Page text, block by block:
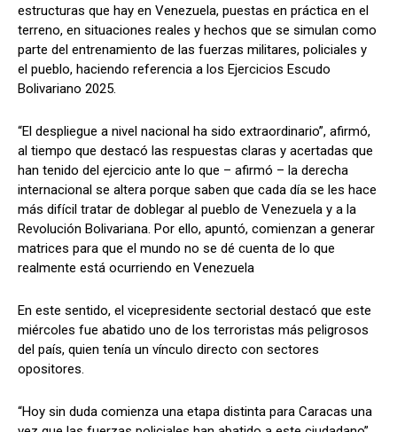
estructuras que hay en Venezuela, puestas en práctica en el
terreno, en situaciones reales y hechos que se simulan como
parte del entrenamiento de las fuerzas militares, policiales y
el pueblo, haciendo referencia a los Ejercicios Escudo
Bolivariano 2025.
“El despliegue a nivel nacional ha sido extraordinario”, afirmó,
al tiempo que destacó las respuestas claras y acertadas que
han tenido del ejercicio ante lo que – afirmó – la derecha
internacional se altera porque saben que cada día se les hace
más difícil tratar de doblegar al pueblo de Venezuela y a la
Revolución Bolivariana. Por ello, apuntó, comienzan a generar
matrices para que el mundo no se dé cuenta de lo que
realmente está ocurriendo en Venezuela
En este sentido, el vicepresidente sectorial destacó que este
miércoles fue abatido uno de los terroristas más peligrosos
del país, quien tenía un vínculo directo con sectores
opositores.
“Hoy sin duda comienza una etapa distinta para Caracas una